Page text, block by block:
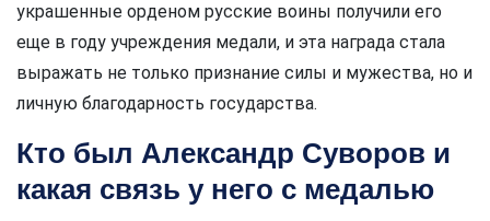
украшенные орденом русские воины получили его
еще в году учреждения медали, и эта награда стала
выражать не только признание силы и мужества, но и
личную благодарность государства.
Кто был Александр Суворов и
какая связь у него с медалью